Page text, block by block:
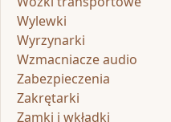
Wylewki
Wyrzynarki
Wzmacniacze audio
Zabezpieczenia
Zakrętarki
Zamki i wkładki